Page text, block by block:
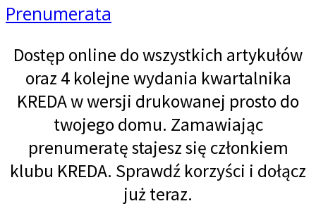
Prenumerata
Dostęp online do wszystkich artykułów
oraz 4 kolejne wydania kwartalnika
KREDA w wersji drukowanej prosto do
twojego domu. Zamawiając
prenumeratę stajesz się członkiem
klubu KREDA. Sprawdź korzyści i dołącz
już teraz.